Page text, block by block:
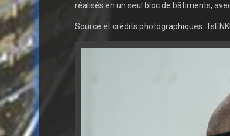
réalisés en un seul bloc de bâtiments,
Source et crédits photographiques: